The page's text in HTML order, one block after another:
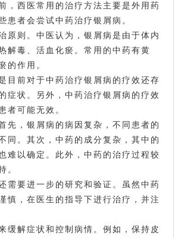
西医常用的治疗方法主要是外用药
患者会尝试中药治疗银屑病。
则。中医认为，银屑病是由于体内
解毒、活血化瘀。常用的中药有黄
的作用。
前对于中药治疗银屑病的疗效还存
症状。另外，中药治疗银屑病的疗效
者可能无效。
，银屑病的病因复杂，不同患者的
同。其次，中药的成分复杂，其中的
难以确定。此外，中药的治疗过程较
。
需要进一步的研究和验证。虽然中药
慎，在医生的指导下进行治疗，并注
解症状和控制病情。例如，保持皮